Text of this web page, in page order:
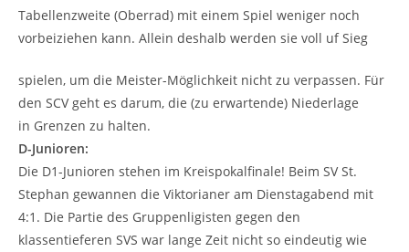
Tabellenzweite (Oberrad) mit einem Spiel weniger noch
vorbeiziehen kann. Allein deshalb werden sie voll uf Sieg
spielen, um die Meister-Möglichkeit nicht zu verpassen. Für
den SCV geht es darum, die (zu erwartende) Niederlage
in Grenzen zu halten.
D-Junioren:
Die D1-Junioren stehen im Kreispokalfinale! Beim SV St.
Stephan gewannen die Viktorianer am Dienstagabend mit
4:1. Die Partie des Gruppenligisten gegen den
klassentieferen SVS war lange Zeit nicht so eindeutig wie